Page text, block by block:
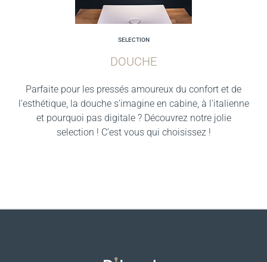
SELECTION
DOUCHE
Parfaite pour les pressés amoureux du confort et de
l’esthétique, la douche s’imagine en cabine, à l’italienne
et pourquoi pas digitale ? Découvrez notre jolie
selection ! C’est vous qui choisissez !